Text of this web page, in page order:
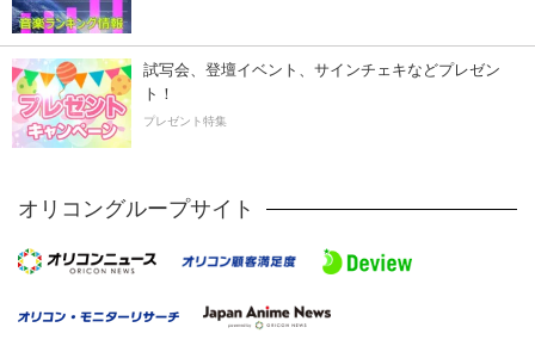
試写会、登壇イベント、サインチェキなどプレゼン
ト！
プレゼント特集
オリコングループサイト